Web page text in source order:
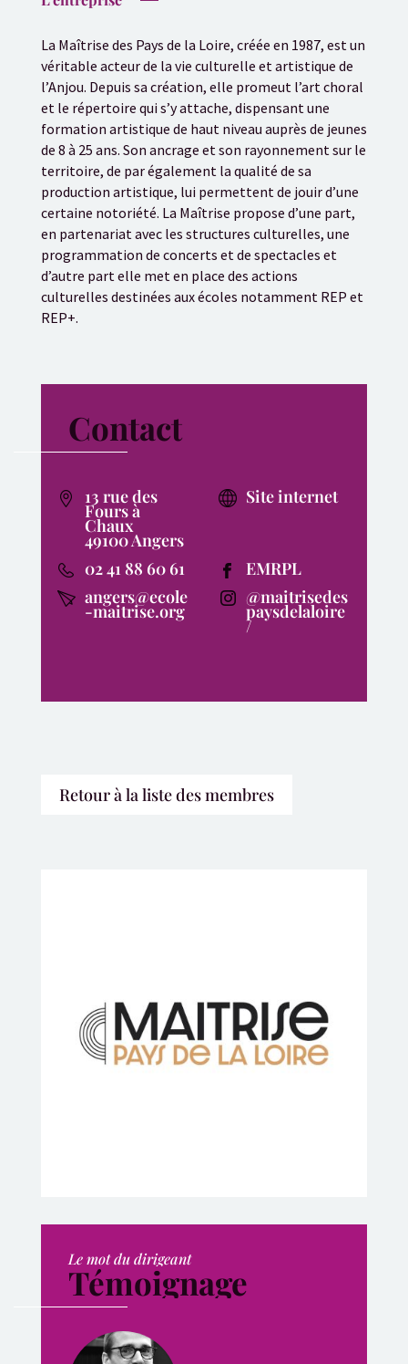
La Maîtrise des Pays de la Loire, créée en 1987, est un
véritable acteur de la vie culturelle et artistique de
l’Anjou. Depuis sa création, elle promeut l’art choral
et le répertoire qui s’y attache, dispensant une
formation artistique de haut niveau auprès de jeunes
de 8 à 25 ans. Son ancrage et son rayonnement sur le
territoire, de par également la qualité de sa
production artistique, lui permettent de jouir d’une
certaine notoriété. La Maîtrise propose d’une part,
en partenariat avec les structures culturelles, une
programmation de concerts et de spectacles et
d’autre part elle met en place des actions
culturelles destinées aux écoles notamment REP et
REP+.
Contact
13 rue des
Fours à
Chaux
49100 Angers
Site internet
02 41 88 60 61
EMRPL
angers@ecole
-maitrise.org
@maitrisedes
paysdelaloire
/
Retour à la liste des membres
Le mot du dirigeant
Témoignage